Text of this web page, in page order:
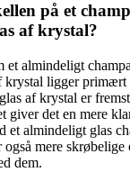
på et
af krystal?
et almindeligt
krystal ligger primært
af krystal er
giver det en mere
et almindeligt glas
også mere
dem.